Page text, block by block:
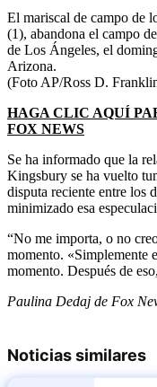
El mariscal de campo de
(1), abandona el campo
de Los Ángeles, el
Arizona.
(Foto AP/Ross D.
HAGA CLIC AQUÍ
FOX NEWS
Se ha informado que la
Kingsbury se ha vuelto
disputa reciente entre los
minimizado esa
“No me importa, o no
momento. «Simplemente
momento. Después de
Paulina Dedaj de Fox
Noticias similares